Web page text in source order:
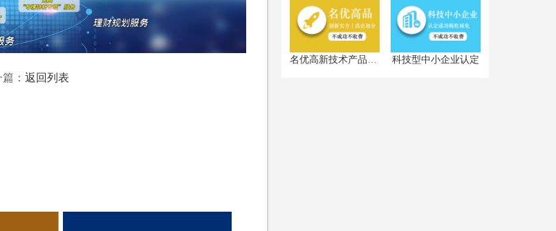
具有较强创新能力，在本领域拥有的有效专利
。
验场地，研发设备(不含生产设备)及工具软件
不少于10人。其中，中级职称(含)以上(或硕士
生学历)人员不少于1人。
万元，上年研发经费占主营业务收入的比例
： 返回列表
科技型中小企业认定